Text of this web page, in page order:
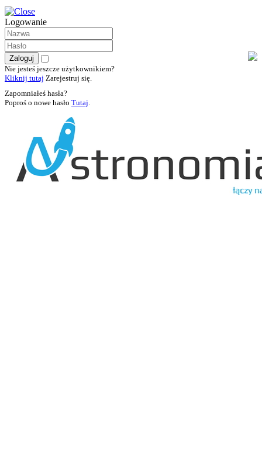
Logowanie
Nie jesteś jeszcze użytkownikiem?
Kliknij tutaj Zarejestruj się.
Zapomniałeś hasła?
Poproś o nowe hasło Tutaj.